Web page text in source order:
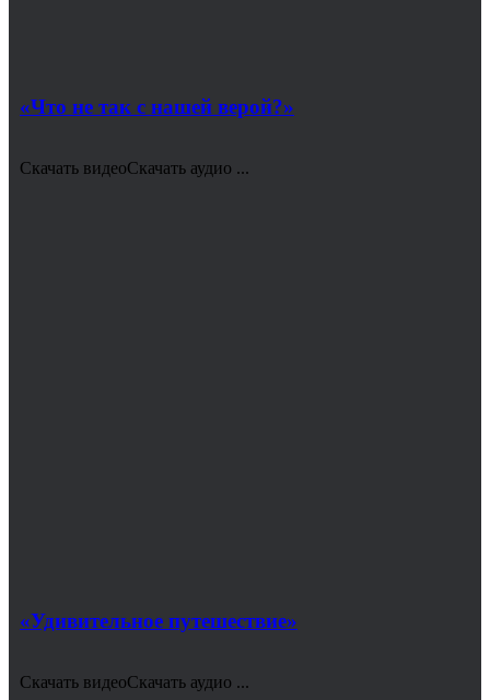
«Что не так с нашей верой?»
Скачать видеоСкачать аудио ...
«Удивительное путешествие»
Скачать видеоСкачать аудио ...